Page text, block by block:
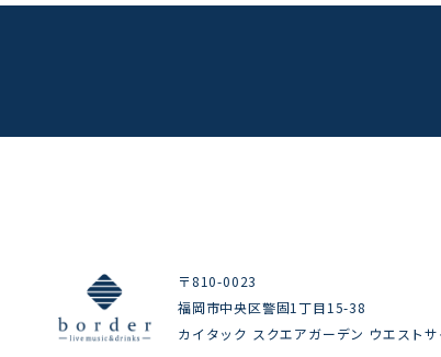
〒810-0023
福岡市中央区警固1丁目15-38
カイタック スクエアガーデン ウエスト